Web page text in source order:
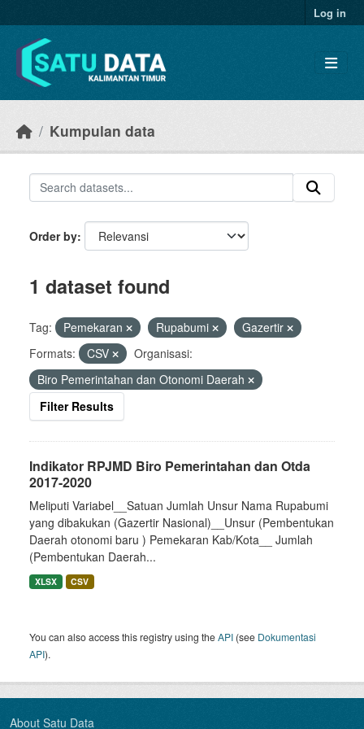
Log in
Kumpulan data
Order by
1 dataset found
Tag: Pemekaran Rupabumi
Gazertir
Formats:
CSV
Organisasi:
Biro Pemerintahan dan Otonomi Daerah
Filter Results
Indikator RPJMD Biro Pemerintahan dan Otda
2017-2020
Meliputi Variabel__Satuan Jumlah Unsur Nama Rupabumi
yang dibakukan (Gazertir Nasional)__Unsur (Pembentukan
Daerah otonomi baru ) Pemekaran Kab/Kota__ Jumlah
(Pembentukan Daerah...
XLSX CSV
You can also access this registry using theAPI (see Dokumentasi
API).
About Satu Data